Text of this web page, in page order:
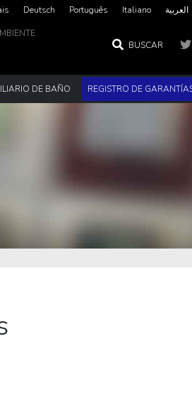
Deutsch Português Italiano العربية‏
BUSCAR
DE BAÑO REGISTRO DE